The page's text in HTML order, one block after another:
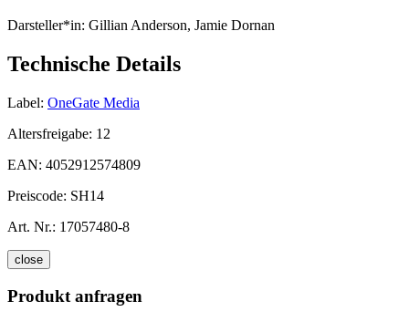
Darsteller*in: Gillian Anderson, Jamie Dornan
Technische Details
Label: OneGate Media
Altersfreigabe: 12
EAN: 4052912574809
Preiscode: SH14
Art. Nr.: 17057480-8
close
Produkt anfragen